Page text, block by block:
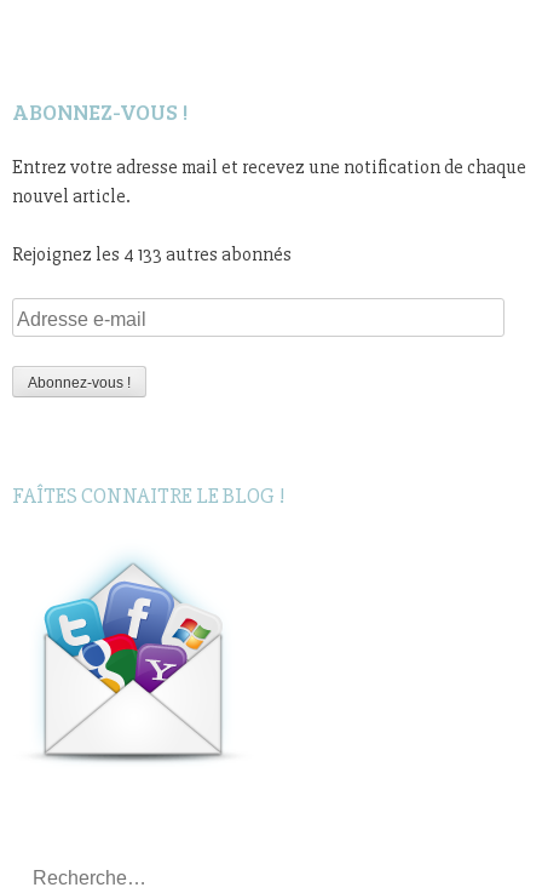
ABONNEZ-VOUS !
Entrez votre adresse mail et recevez une notification de chaque
nouvel article.
Rejoignez les 4 133 autres abonnés
Adresse
e-
mail
Abonnez-vous !
FAÎTES CONNAITRE LE BLOG !